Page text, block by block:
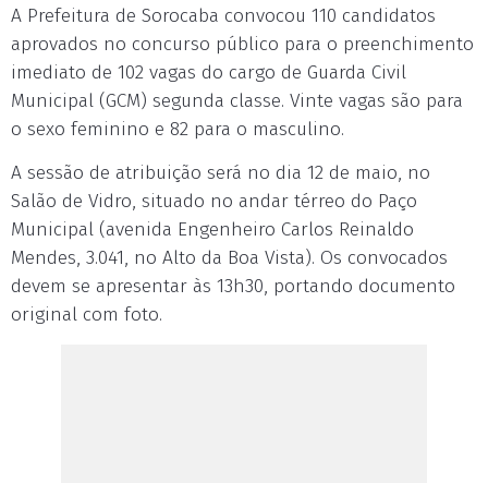
A Prefeitura de Sorocaba convocou 110 candidatos
aprovados no concurso público para o preenchimento
imediato de 102 vagas do cargo de Guarda Civil
Municipal (GCM) segunda classe. Vinte vagas são para
o sexo feminino e 82 para o masculino.
A sessão de atribuição será no dia 12 de maio, no
Salão de Vidro, situado no andar térreo do Paço
Municipal (avenida Engenheiro Carlos Reinaldo
Mendes, 3.041, no Alto da Boa Vista). Os convocados
devem se apresentar às 13h30, portando documento
original com foto.